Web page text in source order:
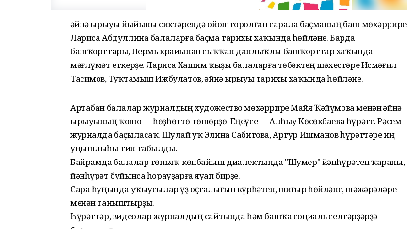
Ғәйнә ырыуы йыйыны сиктәрендә ойошторолған сарала баҫманың баш мөхәррире
Лариса Абдуллина балаларға баҫма тарихы хаҡында һөйләне. Барда
башҡорттары, Пермь крайынан сыҡҡан данлыҡлы башҡорттар хаҡында
мәғлүмәт еткерҙе. Лариса Хашим ҡыҙы балаларға төбәктең шәхестәре Исмәғил
Тасимов, Туҡтамыш Ижбулатов, Ғәйнә ырыуы тарихы хаҡында һөйләне.
Артабан балалар журналдың художество мөхәррире Майя Ҡәйүмова менән Ғәйнә
ырыуының ҡошо — һөҙһөттө төшөрҙө. Еңеүсе — Алһыу Көсөкбаева һүрәте. Рәсем
журналда баҫыласаҡ. Шулай уҡ Элина Сабитова, Артур Ишманов һүрәттәре иң
уңышлыһы тип табылды.
Байрамда балалар төньяҡ-көнбайыш диалектында "Шумер" йәнһүрәтен ҡараны,
йәнһүрәт буйынса һорауҙарға яуап бирҙе.
Сара һуңында уҡыусылар үҙ оҫталығын күрһәтеп, шиғыр һөйләне, шәжәрәләре
менән таныштырҙы.
Һүрәттәр, видеолар журналдың сайтында һәм башҡа социаль селтәрҙәрҙә